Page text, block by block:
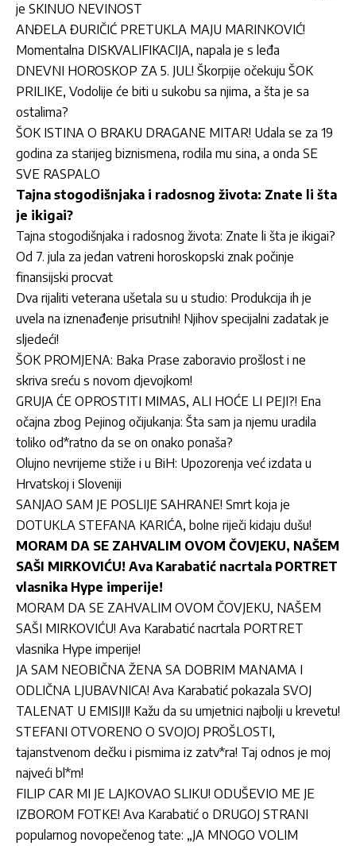
je SKINUO NEVINOST
ANĐELA ĐURIČIĆ PRETUKLA MAJU MARINKOVIĆ!
Momentalna DISKVALIFIKACIJA, napala je s leđa
DNEVNI HOROSKOP ZA 5. JUL! Škorpije očekuju ŠOK
PRILIKE, Vodolije će biti u sukobu sa njima, a šta je sa
ostalima?
ŠOK ISTINA O BRAKU DRAGANE MITAR! Udala se za 19
godina za starijeg biznismena, rodila mu sina, a onda SE
SVE RASPALO
Tajna stogodišnjaka i radosnog života: Znate li šta
je ikigai?
Tajna stogodišnjaka i radosnog života: Znate li šta je ikigai?
Od 7. jula za jedan vatreni horoskopski znak počinje
finansijski procvat
Dva rijaliti veterana ušetala su u studio: Produkcija ih je
uvela na iznenađenje prisutnih! Njihov specijalni zadatak je
sljedeći!
ŠOK PROMJENA: Baka Prase zaboravio prošlost i ne
skriva sreću s novom djevojkom!
GRUJA ĆE OPROSTITI MIMAS, ALI HOĆE LI PEJI?! Ena
očajna zbog Pejinog očijukanja: Šta sam ja njemu uradila
toliko od*ratno da se on onako ponaša?
Olujno nevrijeme stiže i u BiH: Upozorenja već izdata u
Hrvatskoj i Sloveniji
SANJAO SAM JE POSLIJE SAHRANE! Smrt koja je
DOTUKLA STEFANA KARIĆA, bolne riječi kidaju dušu!
MORAM DA SE ZAHVALIM OVOM ČOVJEKU, NAŠEM
SAŠI MIRKOVIĆU! Ava Karabatić nacrtala PORTRET
vlasnika Hype imperije!
MORAM DA SE ZAHVALIM OVOM ČOVJEKU, NAŠEM
SAŠI MIRKOVIĆU! Ava Karabatić nacrtala PORTRET
vlasnika Hype imperije!
JA SAM NEOBIČNA ŽENA SA DOBRIM MANAMA I
ODLIČNA LJUBAVNICA! Ava Karabatić pokazala SVOJ
TALENAT U EMISIJI! Kažu da su umjetnici najbolji u krevetu!
STEFANI OTVORENO O SVOJOJ PROŠLOSTI,
tajanstvenom dečku i pismima iz zatv*ra! Taj odnos je moj
najveći bl*m!
FILIP CAR MI JE LAJKOVAO SLIKU! ODUŠEVIO ME JE
IZBOROM FOTKE! Ava Karabatić o DRUGOJ STRANI
popularnog novopečenog tate: „JA MNOGO VOLIM